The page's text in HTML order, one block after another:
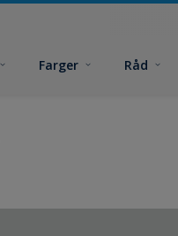
Farger Råd